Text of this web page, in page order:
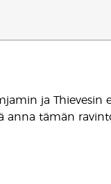
ja Thievesin
anna tämän